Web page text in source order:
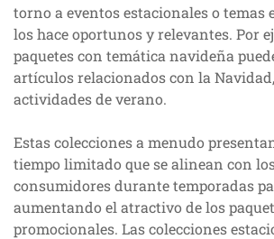
torno a eventos estacionales o temas
los hace oportunos y relevantes. Por
paquetes con temática navideña
artículos relacionados con la
actividades de verano.
Estas colecciones a menudo
tiempo limitado que se alinean con
consumidores durante temporadas
aumentando el atractivo de los
promocionales. Las colecciones